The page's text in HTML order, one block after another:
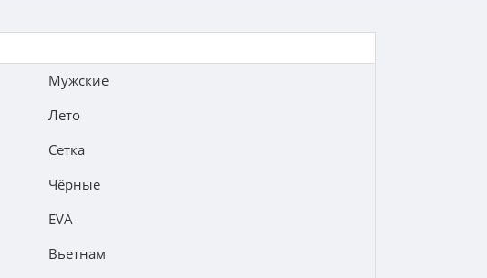
Мужские
Лето
Сетка
Чёрные
EVA
Вьетнам